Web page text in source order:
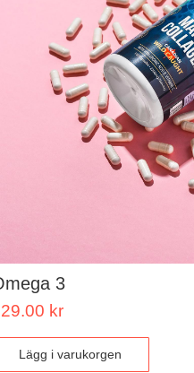
3
kr
Lägg i varukorgen